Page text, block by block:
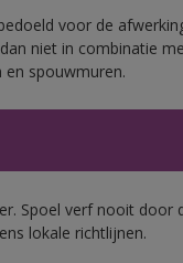
voor de
niet in combinatie
spouwmuren.
Spoel verf nooit
lokale richtlijnen.